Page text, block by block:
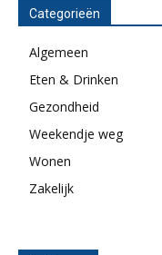
Categorieën
Algemeen
Eten & Drinken
Gezondheid
Weekendje weg
Wonen
Zakelijk